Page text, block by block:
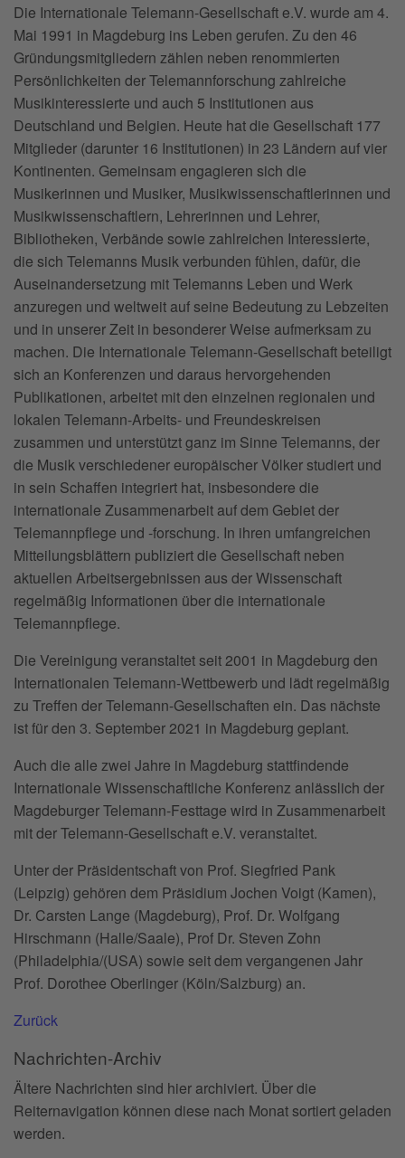
Die Internationale Telemann-Gesellschaft e.V. wurde am 4.
Mai 1991 in Magdeburg ins Leben gerufen. Zu den 46
Gründungsmitgliedern zählen neben renommierten
Persönlichkeiten der Telemannforschung zahlreiche
Musikinteressierte und auch 5 Institutionen aus
Deutschland und Belgien. Heute hat die Gesellschaft 177
Mitglieder (darunter 16 Institutionen) in 23 Ländern auf vier
Kontinenten. Gemeinsam engagieren sich die
Musikerinnen und Musiker, Musikwissenschaftlerinnen und
Musikwissenschaftlern, Lehrerinnen und Lehrer,
Bibliotheken, Verbände sowie zahlreichen Interessierte,
die sich Telemanns Musik verbunden fühlen, dafür, die
Auseinandersetzung mit Telemanns Leben und Werk
anzuregen und weltweit auf seine Bedeutung zu Lebzeiten
und in unserer Zeit in besonderer Weise aufmerksam zu
machen. Die Internationale Telemann-Gesellschaft beteiligt
sich an Konferenzen und daraus hervorgehenden
Publikationen, arbeitet mit den einzelnen regionalen und
lokalen Telemann-Arbeits- und Freundeskreisen
zusammen und unterstützt ganz im Sinne Telemanns, der
die Musik verschiedener europäischer Völker studiert und
in sein Schaffen integriert hat, insbesondere die
internationale Zusammenarbeit auf dem Gebiet der
Telemannpflege und -forschung. In ihren umfangreichen
Mitteilungsblättern publiziert die Gesellschaft neben
aktuellen Arbeitsergebnissen aus der Wissenschaft
regelmäßig Informationen über die internationale
Telemannpflege.
Die Vereinigung veranstaltet seit 2001 in Magdeburg den
Internationalen Telemann-Wettbewerb und lädt regelmäßig
zu Treffen der Telemann-Gesellschaften ein. Das nächste
ist für den 3. September 2021 in Magdeburg geplant.
Auch die alle zwei Jahre in Magdeburg stattfindende
Internationale Wissenschaftliche Konferenz anlässlich der
Magdeburger Telemann-Festtage wird in Zusammenarbeit
mit der Telemann-Gesellschaft e.V. veranstaltet.
Unter der Präsidentschaft von Prof. Siegfried Pank
(Leipzig) gehören dem Präsidium Jochen Voigt (Kamen),
Dr. Carsten Lange (Magdeburg), Prof. Dr. Wolfgang
Hirschmann (Halle/Saale), Prof Dr. Steven Zohn
(Philadelphia/(USA) sowie seit dem vergangenen Jahr
Prof. Dorothee Oberlinger (Köln/Salzburg) an.
Zurück
Nachrichten-Archiv
Ältere Nachrichten sind hier archiviert. Über die
Reiternavigation können diese nach Monat sortiert geladen
werden.